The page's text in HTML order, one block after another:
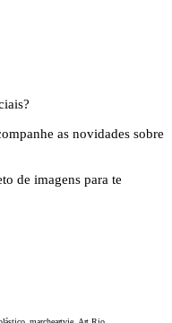
as novidades sobre
de imagens para te